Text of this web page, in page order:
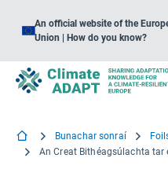
An official website of the
Union | How do you know?
Bunachar sonraí